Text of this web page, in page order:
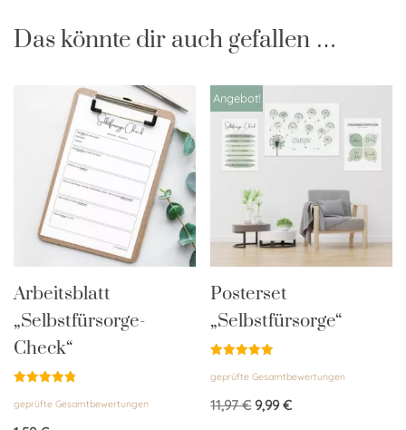
Das könnte dir auch gefallen …
Arbeitsblatt
„Selbstfürsorge-
Check“
mit
von 5
geprüfte Gesamtbewertungen
Angebot!
Posterset
„Selbstfürsorge“
mit
von 5
geprüfte Gesamtbewertungen
11,97€ 9,99€